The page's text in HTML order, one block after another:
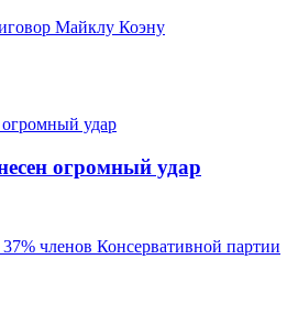
Майклу Коэну
огромный удар
членов Консервативной партии